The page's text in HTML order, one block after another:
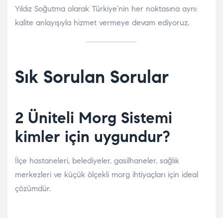
Yıldız Soğutma olarak Türkiye’nin her noktasına aynı
kalite anlayışıyla hizmet vermeye devam ediyoruz.
Sık Sorulan Sorular
2 Üniteli Morg Sistemi
kimler için uygundur?
İlçe hastaneleri, belediyeler, gasilhaneler, sağlık
merkezleri ve küçük ölçekli morg ihtiyaçları için ideal
çözümdür.